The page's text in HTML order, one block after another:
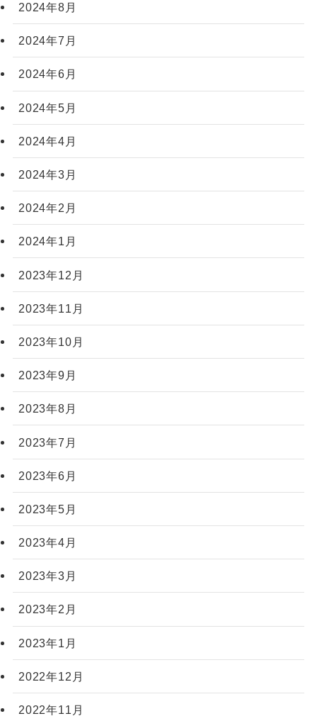
2024年8月
2024年7月
2024年6月
2024年5月
2024年4月
2024年3月
2024年2月
2024年1月
2023年12月
2023年11月
2023年10月
2023年9月
2023年8月
2023年7月
2023年6月
2023年5月
2023年4月
2023年3月
2023年2月
2023年1月
2022年12月
2022年11月